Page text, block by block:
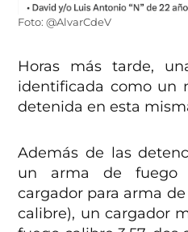
Foto: @AlvarCdeV
Horas más tarde,
identificada como un
detenida en esta
Además de las
un arma de
cargador para arma
calibre), un cargador